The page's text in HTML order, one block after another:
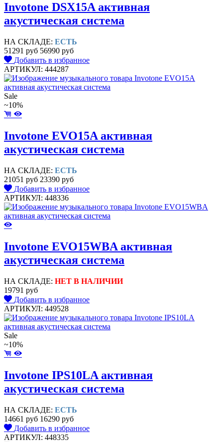
Invotone DSX15A активная
акустическая система
НА СКЛАДЕ: ЕСТЬ
51291 руб 56990 руб
Добавить в избранное
АРТИКУЛ: 444287
Sale
~10%
Invotone EVO15A активная
акустическая система
НА СКЛАДЕ: ЕСТЬ
21051 руб 23390 руб
Добавить в избранное
АРТИКУЛ: 448336
Invotone EVO15WBA активная
акустическая система
НА СКЛАДЕ: НЕТ В НАЛИЧИИ
19791 руб
Добавить в избранное
АРТИКУЛ: 449528
Sale
~10%
Invotone IPS10LA активная
акустическая система
НА СКЛАДЕ: ЕСТЬ
14661 руб 16290 руб
Добавить в избранное
АРТИКУЛ: 448335